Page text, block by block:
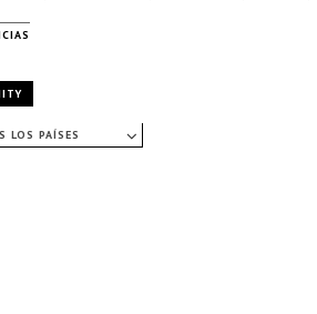
LOS PAÍSES